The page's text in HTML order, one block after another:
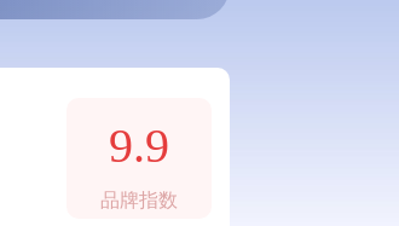
9.9
品牌指数